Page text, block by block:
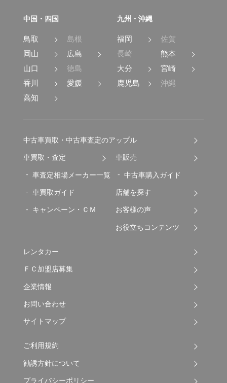
中国・四国
鳥取
島根
岡山
広島
山口
徳島
香川
愛媛
高知
九州・沖縄
福岡
佐賀
長崎
熊本
大分
宮崎
鹿児島
沖縄
中古車買取・中古車査定のアップル
車買取・査定
車査定相場メーカー一覧
車買取ガイド
キャンペーン・ＣＭ
車販売
中古車購入ガイド
店舗を探す
お客様の声
お役立ちコンテンツ
レンタカー
ＦＣ加盟店募集
企業情報
お問い合わせ
サイトマップ
ご利用規約
勧誘方針について
プライバシーポリシー